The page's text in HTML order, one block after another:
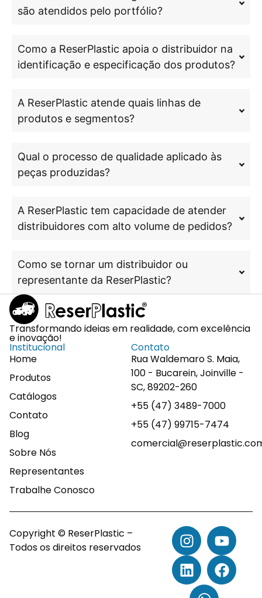
são atendidos pelo portfólio?
Como a ReserPlastic apoia o distribuidor na
identificação e especificação dos produtos?
A ReserPlastic atende quais linhas de
produtos e segmentos?
Qual o processo de qualidade aplicado às
peças produzidas?
A ReserPlastic tem capacidade de atender
distribuidores com alto volume de pedidos?
Como se tornar um distribuidor ou
representante da ReserPlastic?
Transformando ideias em realidade, com excelência
e inovação!
Institucional
Home
Produtos
Catálogos
Contato
Blog
Sobre Nós
Representantes
Trabalhe Conosco
Contato
Rua Waldemaro S. Maia,
100 - Bucarein, Joinville -
SC, 89202-260
+55 (47) 3489-7000
+55 (47) 99715-7474
Copyright © ReserPlastic –
Todos os direitos reservados